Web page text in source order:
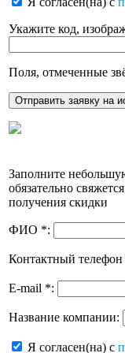
Укажите код,
Поля, отмеченные
Заполните
обязательно
получения скидки
ФИО *:
Контактный телефон
E-mail *:
Название компании:
Я согласен(на) с